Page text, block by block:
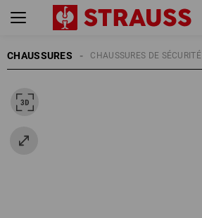
CHAUSSURES CHAUSSURES DE SÉCURITÉ